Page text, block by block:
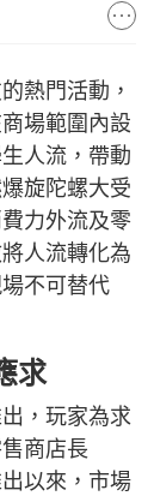
熱門活動，
場範圍內設
人流，帶動
旋陀螺大受
力外流及零
人流轉化為
不可替代
求
，玩家為求
商店長
以來，市場